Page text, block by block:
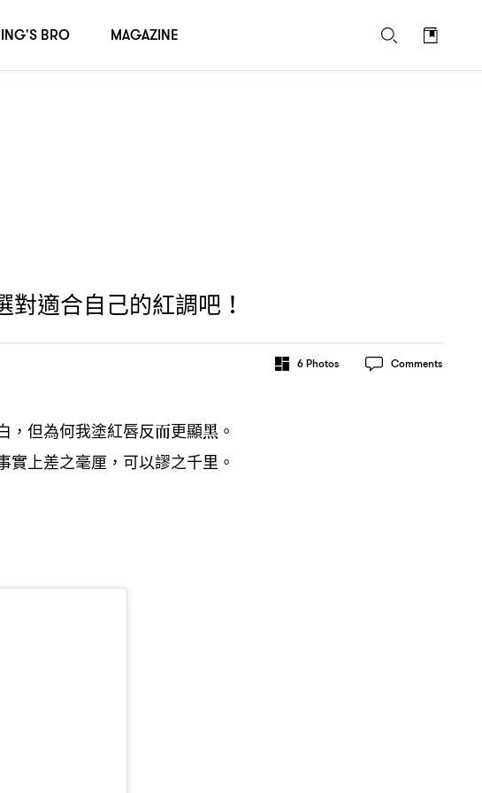
對適合自己的紅調吧 ！
6Photos Comments
， 但為何我塗紅唇反而更顯黑。
實上差之毫厘 ， 可以謬之千里。
BRO MAGAZINE